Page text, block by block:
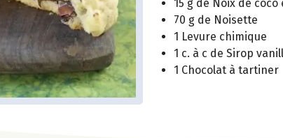
15 g de Noix de
70 g de Noisette
1 Levure chimique
1 c. à c de Sirop
1 Chocolat à tartiner